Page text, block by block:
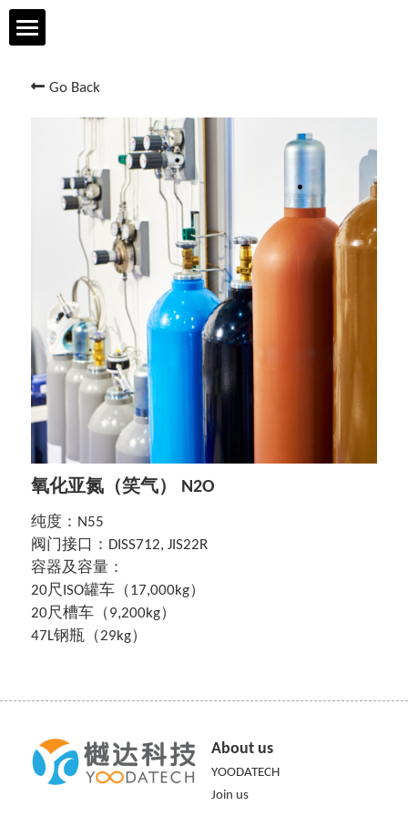
Products & Services
R&D & Technology
Safety & Quality
Talent & Development
Contact us
简体中文
Go Back
氧化亚氮（笑气） N2O
纯度：N55
阀门接口：DISS712, JIS22R
容器及容量：
20尺ISO罐车（17,000kg）
20尺槽车（9,200kg）
47L钢瓶（29kg）
About us
YOODATECH
Join us